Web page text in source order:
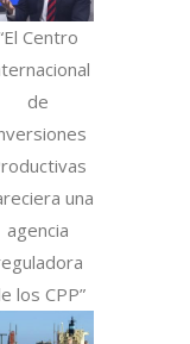
Centro
de
una
agencia
los CPP”